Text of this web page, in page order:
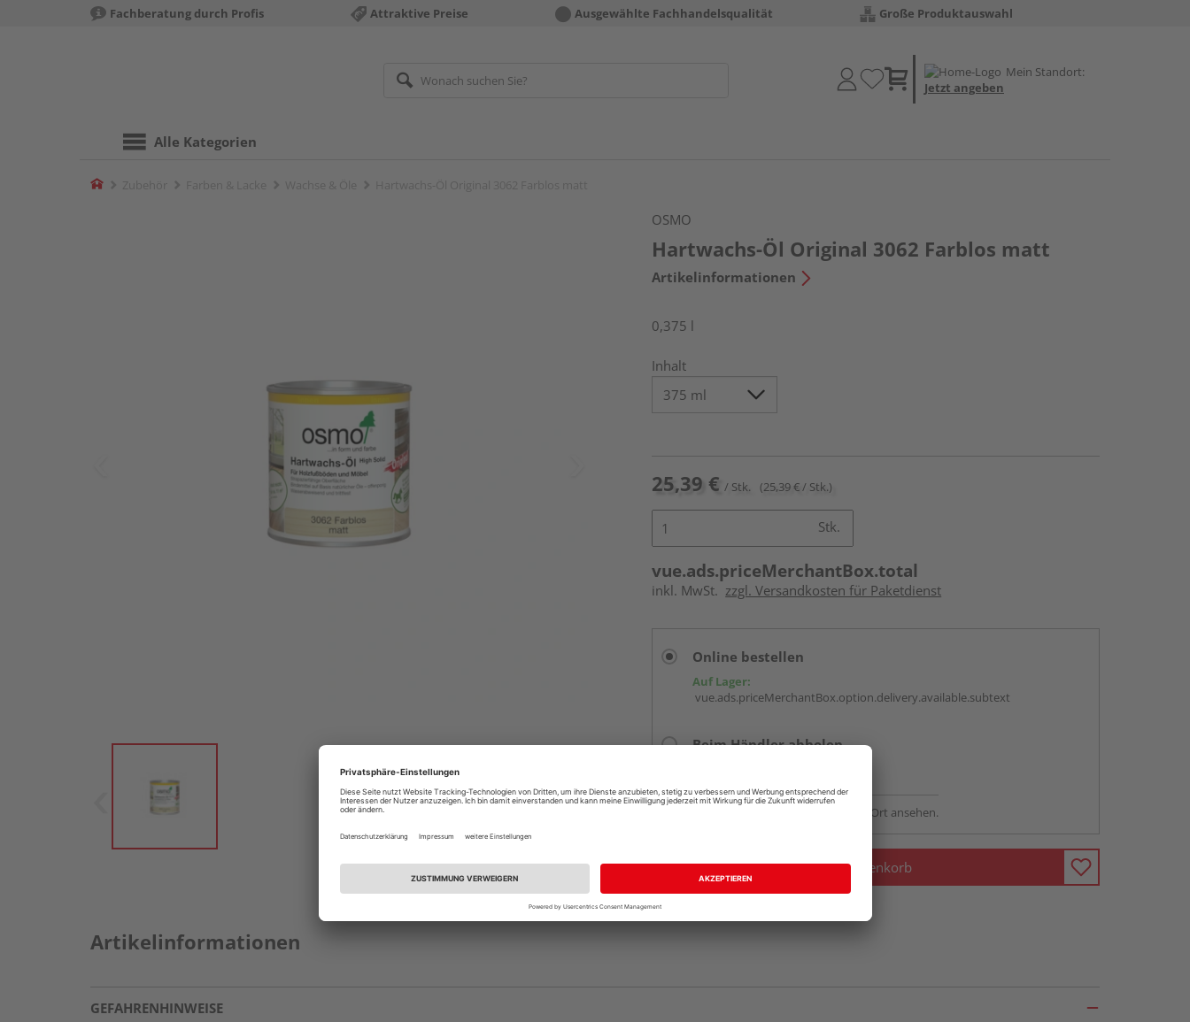
Fachberatung durch Profis Attraktive Preise Ausgewählte Fachhandelsqualität Große Produktauswahl
Mein Standort:
Jetzt angeben
Alle Kategorien
Home
OSMO
Hartwachs-Öl Original 3062 Farblos matt
Artikelinformationen
0,375 l
Inhalt
25,39 € / Stk. (25,39 € / Stk.)
Stk.
vue.ads.priceMerchantBox.total
inkl. MwSt. zzgl. Versandkosten für Paketdienst
Online bestellen
Auf Lager:
vue.ads.priceMerchantBox.option.delivery.available.subtext
Beim Händler abholen
Verfügbar in der Ausstellung - vor Ort ansehen.
In den Warenkorb
Artikelinformationen
GEFAHRENHINWEISE